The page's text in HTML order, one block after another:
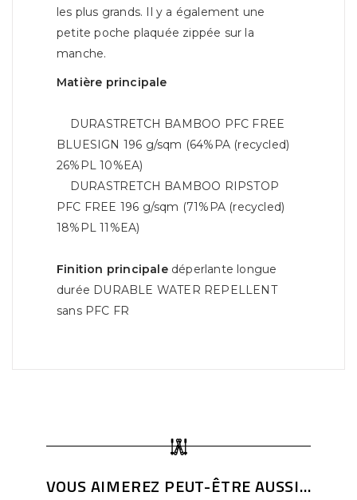
les plus grands. Il y a également une
petite poche plaquée zippée sur la
manche.
Matière principale
DURASTRETCH BAMBOO PFC FREE
BLUESIGN 196 g/sqm (64%PA (recycled)
26%PL 10%EA)
DURASTRETCH BAMBOO RIPSTOP
PFC FREE 196 g/sqm (71%PA (recycled)
18%PL 11%EA)
Finition principaledéperlante longue
durée DURABLE WATER REPELLENT
sans PFC FR
VOUS AIMEREZ PEUT-ÊTRE AUSSI...